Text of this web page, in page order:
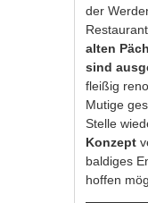
der
alten
sind
fleißig
Mutige
Stelle
Konzept
baldiges
hoffen